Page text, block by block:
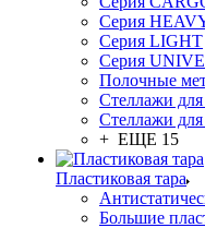
Серия
Серия LIGHT
Серия
Полочные
Стеллажи
Стеллажи
+ ЕЩЕ 15
Пластиковая тара
Большие